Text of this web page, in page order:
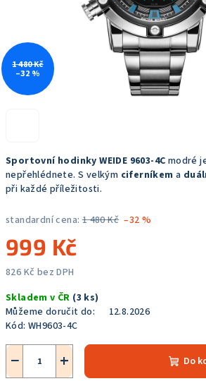
Sportovní hodinky WEIDE 9603-4C modré
nepřehlédnete. S velkým ciferníkem a
při každé příležitosti.
standardní cena: 1 480 Kč –32 %
999 Kč
826 Kč bez DPH
cena:
Skladem v ČR (3 ks)
Můžeme doručit do:
12.8.2026
Kód: WH9603-4C
+
− Do
1 480 Kč
–32 %